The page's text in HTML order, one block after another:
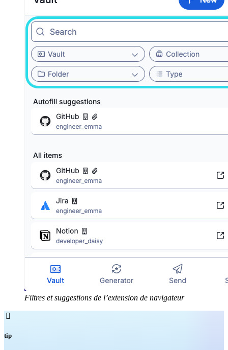
Filtres et suggestions de l’extension de navigateur

tip